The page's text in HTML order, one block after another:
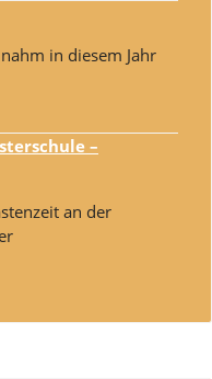
in diesem Jahr
–
an der